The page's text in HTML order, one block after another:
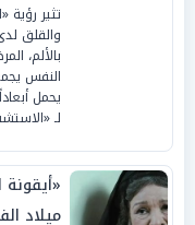
تثير
والقلق
بالألم،
النفس
يحمل
لـ
ميلاد